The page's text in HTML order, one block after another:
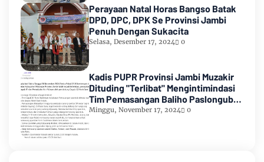
Perayaan Natal Horas Bangso Batak
DPD, DPC, DPK Se Provinsi Jambi
Penuh Dengan Sukacita
Selasa, Desember 17, 2024 0
Kadis PUPR Provinsi Jambi Muzakir
Dituding "Terlibat" Mengintimindasi
Tim Pemasangan Baliho Paslongub
Romi-Sudirman
Minggu, November 17, 2024 0